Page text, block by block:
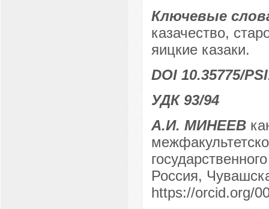
Ключевые
казачество,
яицкие казаки.
DOI 10.35775/
УДК 93/94
А.И. МИНЕЕВ
Россия,
https://orcid.org/